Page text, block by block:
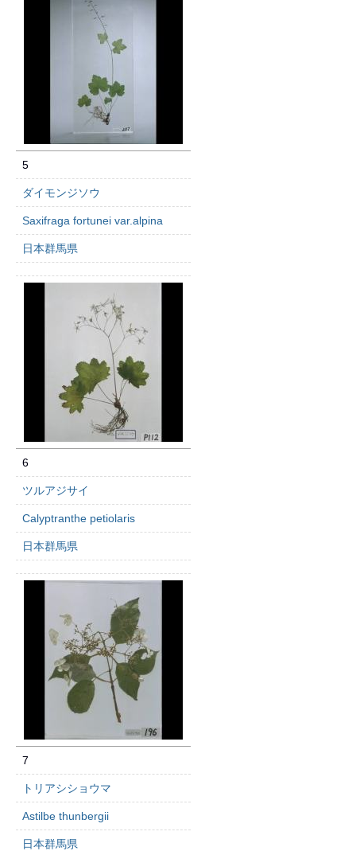
5
ダイモンジソウ
Saxifraga fortunei var.alpina
日本群馬県
6
ツルアジサイ
Calyptranthe petiolaris
日本群馬県
7
トリアシショウマ
Astilbe thunbergii
日本群馬県